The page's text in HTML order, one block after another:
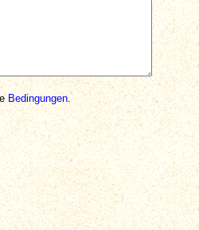
Bedingungen.